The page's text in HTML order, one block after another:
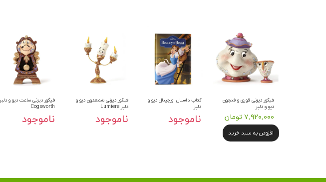
فیگور دیزنی قوری و فنجون
دیو و دلبر
۷,۹۲۰,۰۰۰ تومان
افزودن به سبد خرید
کتاب داستان اورجینال دیو و
دلبر
ناموجود
فیگور دیزنی شمعدون دیو و
دلبر Lumiere
ناموجود
فیگور دیزنی ساعت دیو و دلبر
Cogsworth
ناموجود